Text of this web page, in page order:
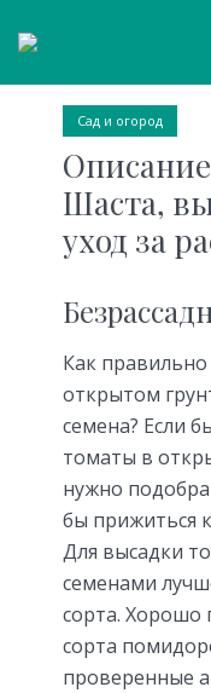
Сад и огород
Шаста,
уход за
Как
открытом
семена? Если
томаты в
нужно
бы прижиться
Для высадки
семенами
сорта. Хорошо
сорта
проверенные